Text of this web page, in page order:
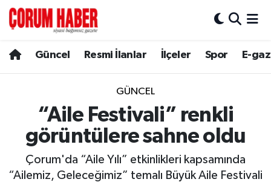
Güncel Resmi İlanlar İlçeler Spor E-
GÜNCEL
“Aile Festivali” renkli
görüntülere sahne oldu
Çorum'da “Aile Yılı” etkinlikleri kapsamında
“Ailemiz, Geleceğimiz” temalı Büyük Aile Festivali
Spor
Resmi İlanlar
Alaca
Bayat
Hava Durumu
Çorum Namaz Vakitleri
Trafik Durumu
Süper Lig Puan Durumu ve Fikstür